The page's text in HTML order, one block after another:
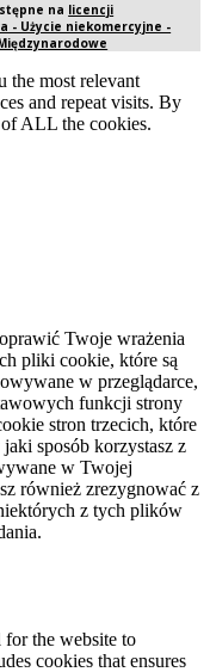
na licencji
- Użycie niekomercyjne -
the most relevant
and repeat visits. By
ALL the cookies.
Twoje wrażenia
pliki cookie, które są
w przeglądarce,
funkcji strony
stron trzecich, które
sposób korzystasz z
w Twojej
również zrezygnować z
z tych plików
for the website to
cookies that ensures